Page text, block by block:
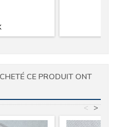
CE PRODUIT ONT
>
<